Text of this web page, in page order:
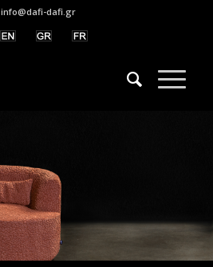
info@dafi-dafi.gr